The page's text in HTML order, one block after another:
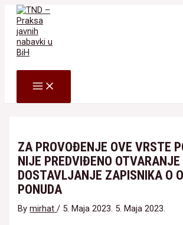
Skip
content
MAIN
MENU
ZA PROVOĐENJE OVE VRSTE
NIJE PREDVIĐENO OTVARANJE
DOSTAVLJANJE ZAPISNIKA O
PONUDA
Bymirhat / 5. Maja 2023. 5. Maja 2023.